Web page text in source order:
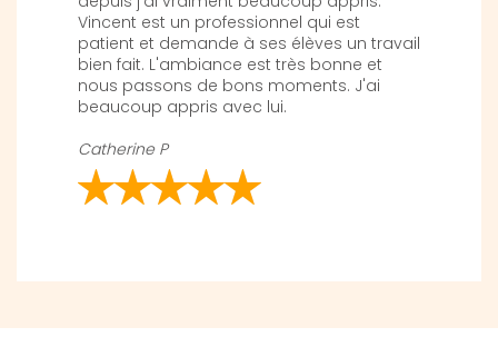
Vincent est un professionnel qui est
patient et demande à ses élèves un travail
bien fait. L'ambiance est très bonne et
nous passons de bons moments. J'ai
beaucoup appris avec lui.
Catherine P